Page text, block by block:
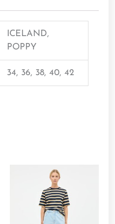
ICELAND,
POPPY
34, 36, 38, 40, 42